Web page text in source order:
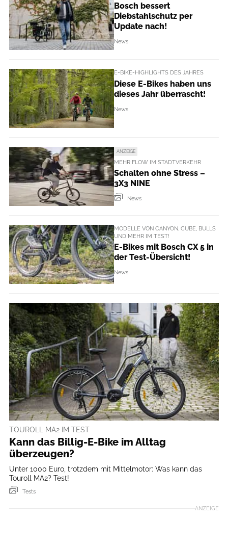
Bosch bessert
Diebstahlschutz per
Update nach!
News
E-BIKE-HIGHLIGHTS DES JAHRES
Diese E-Bikes haben uns
dieses Jahr überrascht!
News
ANZEIGE
MEHR FLOW IM STADTVERKEHR
Schalten ohne Stress –
3X3 NINE
News
MODELLE VON CANYON, CUBE, BULLS
UND MEHR IM TEST!
E-Bikes mit Bosch CX 5 in
der Test-Übersicht!
News
TOUROLL MA2 IM TEST
Kann das Billig-E-Bike im Alltag
überzeugen?
Unter 1000 Euro, trotzdem mit Mittelmotor: Was kann das
Touroll MA2? Test!
Tests
ANZEIGE